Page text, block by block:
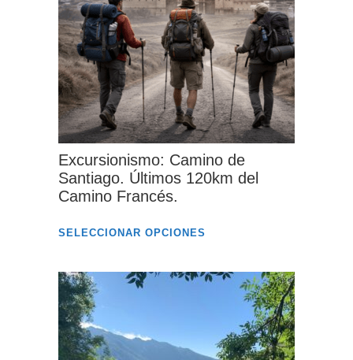
Las
opciones
se
pueden
elegir
en
la
página
de
Excursionismo: Camino de
Santiago. Últimos 120km del
Camino Francés.
SELECCIONAR OPCIONES
tiene
múltiples
variantes.
Las